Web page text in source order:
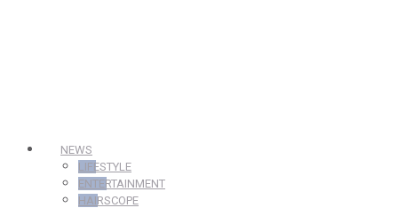
NEWS
LIFESTYLE
ENTERTAINMENT
HAIRSCOPE